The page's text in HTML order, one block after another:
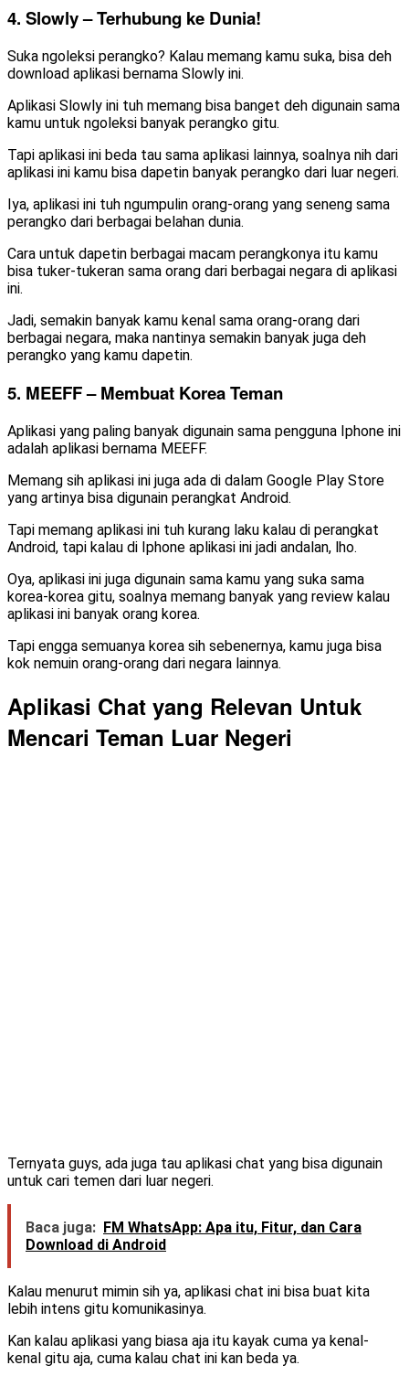
4. Slowly – Terhubung ke Dunia!
Suka ngoleksi perangko? Kalau memang kamu suka, bisa deh
download aplikasi bernama Slowly ini.
Aplikasi Slowly ini tuh memang bisa banget deh digunain sama
kamu untuk ngoleksi banyak perangko gitu.
Tapi aplikasi ini beda tau sama aplikasi lainnya, soalnya nih dari
aplikasi ini kamu bisa dapetin banyak perangko dari luar negeri.
Iya, aplikasi ini tuh ngumpulin orang-orang yang seneng sama
perangko dari berbagai belahan dunia.
Cara untuk dapetin berbagai macam perangkonya itu kamu
bisa tuker-tukeran sama orang dari berbagai negara di aplikasi
ini.
Jadi, semakin banyak kamu kenal sama orang-orang dari
berbagai negara, maka nantinya semakin banyak juga deh
perangko yang kamu dapetin.
5. MEEFF – Membuat Korea Teman
Aplikasi yang paling banyak digunain sama pengguna Iphone ini
adalah aplikasi bernama MEEFF.
Memang sih aplikasi ini juga ada di dalam Google Play Store
yang artinya bisa digunain perangkat Android.
Tapi memang aplikasi ini tuh kurang laku kalau di perangkat
Android, tapi kalau di Iphone aplikasi ini jadi andalan, lho.
Oya, aplikasi ini juga digunain sama kamu yang suka sama
korea-korea gitu, soalnya memang banyak yang review kalau
aplikasi ini banyak orang korea.
Tapi engga semuanya korea sih sebenernya, kamu juga bisa
kok nemuin orang-orang dari negara lainnya.
Aplikasi Chat yang Relevan Untuk
Mencari Teman Luar Negeri
Ternyata guys, ada juga tau aplikasi chat yang bisa digunain
untuk cari temen dari luar negeri.
Baca juga: FM WhatsApp: Apa itu, Fitur, dan Cara
Download di Android
Kalau menurut mimin sih ya, aplikasi chat ini bisa buat kita
lebih intens gitu komunikasinya.
Kan kalau aplikasi yang biasa aja itu kayak cuma ya kenal-
kenal gitu aja, cuma kalau chat ini kan beda ya.